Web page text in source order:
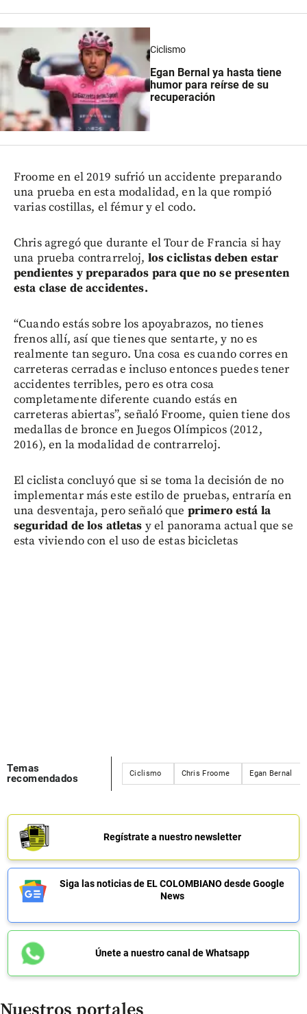
Ciclismo
Egan Bernal ya hasta tiene
humor para reírse de su
recuperación
Froome en el 2019 sufrió un accidente preparando
una prueba en esta modalidad, en la que rompió
varias costillas, el fémur y el codo.
Chris agregó que durante el Tour de Francia si hay
una prueba contrarreloj, los ciclistas deben estar
pendientes y preparados para que no se presenten
esta clase de accidentes.
“Cuando estás sobre los apoyabrazos, no tienes
frenos allí, así que tienes que sentarte, y no es
realmente tan seguro. Una cosa es cuando corres en
carreteras cerradas e incluso entonces puedes tener
accidentes terribles, pero es otra cosa
completamente diferente cuando estás en
carreteras abiertas”, señaló Froome, quien tiene dos
medallas de bronce en Juegos Olímpicos (2012,
2016), en la modalidad de contrarreloj.
El ciclista concluyó que si se toma la decisión de no
implementar más este estilo de pruebas, entraría en
una desventaja, pero señaló que primero está la
seguridad de los atletas y el panorama actual que se
esta viviendo con el uso de estas bicicletas
Temas
recomendados
Ciclismo Chris Froome Egan Bernal
Regístrate a nuestro newsletter
Siga las noticias de EL COLOMBIANO desde Google
News
Únete a nuestro canal de Whatsapp